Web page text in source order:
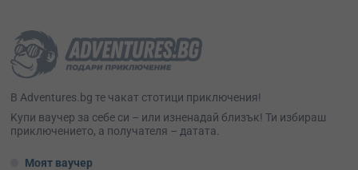
В Adventures.bg те чакат стотици приключения!
Kупи ваучер за себе си – или изненадай близък! Ти избираш
приключението, а получателя – датата.
Моят ваучер